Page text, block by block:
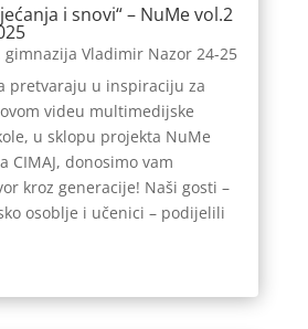
i snovi“ – NuMe vol.2
gimnazija Vladimir Nazor 24-25
pretvaraju u inspiraciju za
videu multimedijske
u sklopu projekta NuMe
CIMAJ, donosimo vam
kroz generacije! Naši gosti –
osoblje i učenici – podijelili